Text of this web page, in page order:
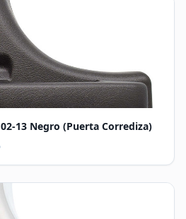
13 Negro (Puerta Corrediza)